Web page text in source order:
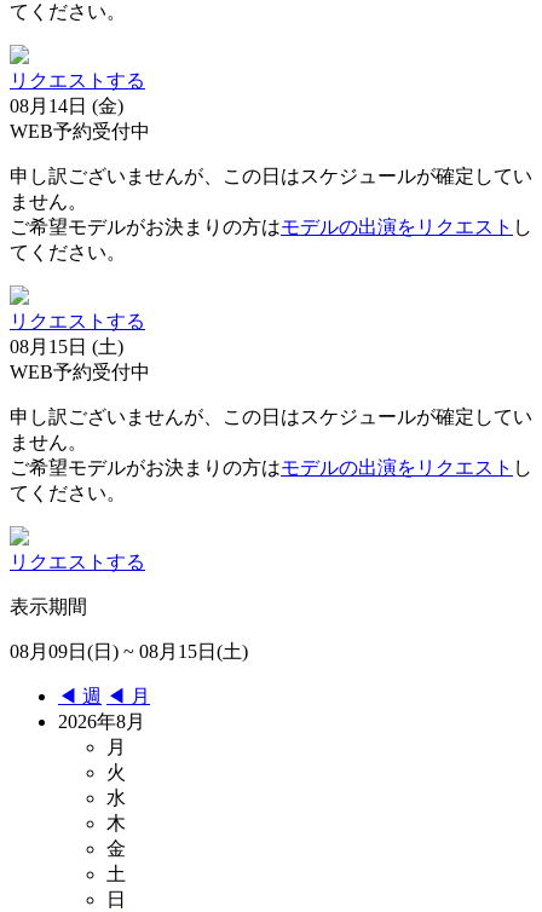
てください。
リクエストする
08月14日 (金)
WEB予約受付中
申し訳ございませんが、この日はスケジュールが確定してい
ません。
ご希望モデルがお決まりの方はモデルの出演をリクエスト し
てください。
リクエストする
08月15日 (土)
WEB予約受付中
申し訳ございませんが、この日はスケジュールが確定してい
ません。
ご希望モデルがお決まりの方はモデルの出演をリクエスト し
てください。
リクエストする
表示期間
08月09日(日) ~ 08月15日(土)
◀︎ 週 ◀︎ 月
2026年8月
月
火
水
木
金
土
日